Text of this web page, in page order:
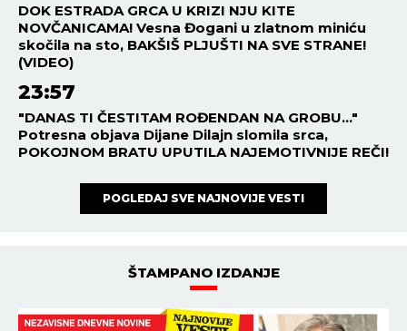
DOK ESTRADA GRCA U KRIZI NJU KITE
NOVČANICAMA! Vesna Đogani u zlatnom miniću
skočila na sto, BAKŠIŠ PLJUŠTI NA SVE STRANE!
(VIDEO)
23:57
"DANAS TI ČESTITAM ROĐENDAN NA GROBU..."
Potresna objava Dijane Dilajn slomila srca,
POKOJNOM BRATU UPUTILA NAJEMOTIVNIJE REČI!
POGLEDAJ SVE NAJNOVIJE VESTI
ŠTAMPANO IZDANJE